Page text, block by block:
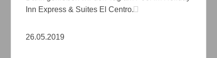
Inn Express & Suites El Centro.
26.05.2019